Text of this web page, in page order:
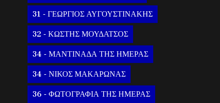
31 - ΓΕΩΡΓΙΟΣ ΑΥΓΟΥΣΤΙΝΑΚΗΣ
32 - ΚΩΣΤΗΣ ΜΟΥΔΑΤΣΟΣ
34 - ΜΑΝΤΙΝΑΔΑ ΤΗΣ ΗΜΕΡΑΣ
34 - ΝΙΚΟΣ ΜΑΚΑΡΩΝΑΣ
36 - ΦΩΤΟΓΡΑΦΙΑ ΤΗΣ ΗΜΕΡΑΣ